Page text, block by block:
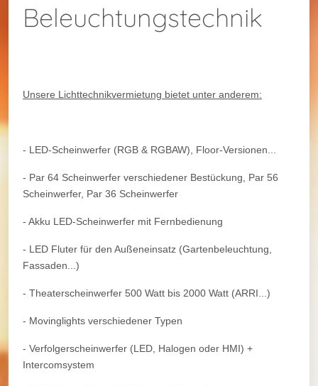
Beleuchtungstechnik
Unsere Lichttechnikvermietung bietet unter anderem:
- LED-Scheinwerfer (RGB & RGBAW), Floor-Versionen...
- Par 64 Scheinwerfer verschiedener Bestückung, Par 56
Scheinwerfer, Par 36 Scheinwerfer
- Akku LED-Scheinwerfer mit Fernbedienung
- LED Fluter für den Außeneinsatz (Gartenbeleuchtung,
Fassaden...)
- Theaterscheinwerfer 500 Watt bis 2000 Watt (ARRI...)
- Movinglights verschiedener Typen
- Verfolgerscheinwerfer (LED, Halogen oder HMI) +
Intercomsystem